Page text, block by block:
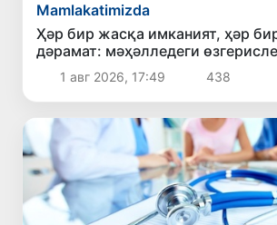
Mamlakatimizda
Ҳәр бир жасқа имканият, ҳәр
дәрамат: мәҳәлледеги
көриниси
1 авг 2026, 17:49 438